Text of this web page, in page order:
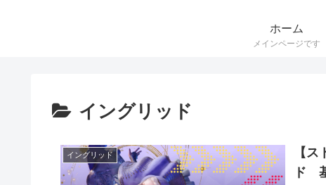
ホーム
メインページです
イングリッド
イングリッド
【
ド